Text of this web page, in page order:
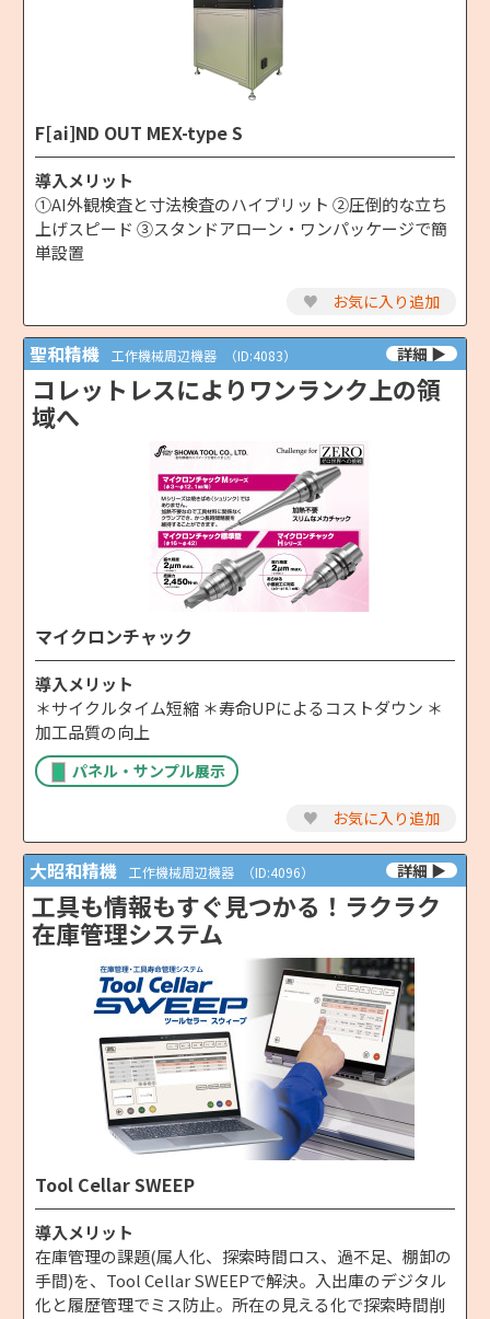
F[ai]ND OUT MEX-type S
導入メリット
①AI外観検査と寸法検査のハイブリット ②圧倒的な立ち
上げスピード ③スタンドアローン・ワンパッケージで簡
単設置
♥ お気に入り追加
聖和精機 工作機械周辺機器 （ID:4083）
コレットレスによりワンランク上の領
域へ
マイクロンチャック
導入メリット
＊サイクルタイム短縮 ＊寿命UPによるコストダウン ＊
加工品質の向上
パネル・サンプル展示
♥ お気に入り追加
大昭和精機 工作機械周辺機器 （ID:4096）
工具も情報もすぐ見つかる！ラクラク
在庫管理システム
Tool Cellar SWEEP
導入メリット
在庫管理の課題(属人化、探索時間ロス、過不足、棚卸の
手間)を、Tool Cellar SWEEPで解決。入出庫のデジタル
化と履歴管理でミス防止。所在の見える化で探索時間削